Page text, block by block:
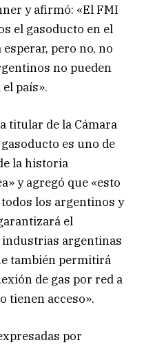
y afirmó: «El FMI
el gasoducto en el
pero no, no
no pueden
país».
titular de la Cámara
es uno de
la historia
y agregó que «esto
los argentinos y
el
industrias argentinas
también permitirá
de gas por red a
tienen acceso».
por